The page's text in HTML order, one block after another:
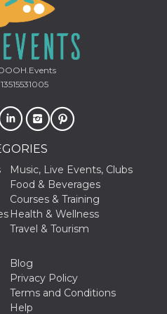
Music, Live Events, Clubs
Food & Beverages
Courses & Training
Health & Wellness
Travel & Tourism
Blog
Privacy Policy
Terms and Conditions
Help